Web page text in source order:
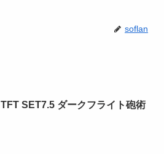
soflan
TFT SET7.5 ダークフライト砲術